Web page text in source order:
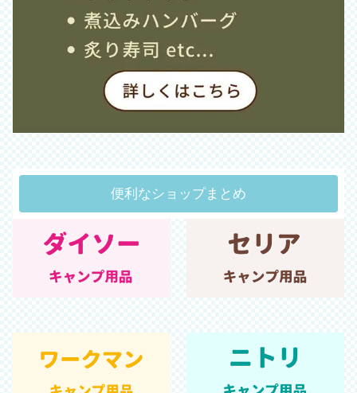
便利なショップまとめ